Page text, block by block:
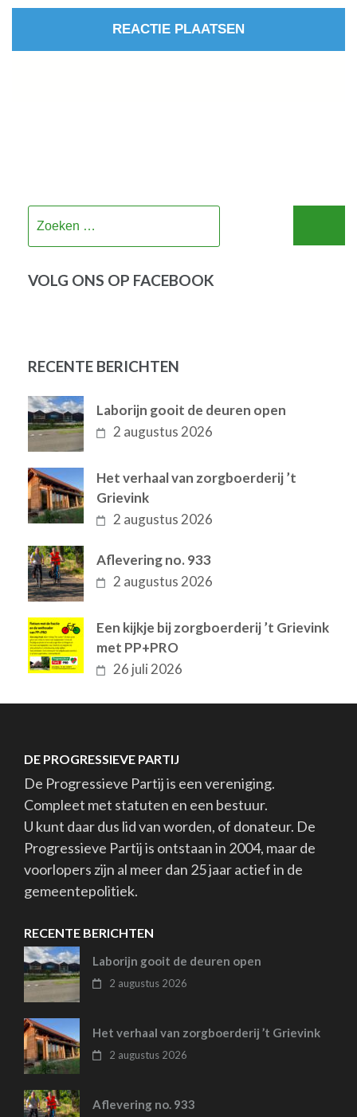
VOLG ONS OP FACEBOOK
RECENTE BERICHTEN
Laborijn gooit de deuren open
2 augustus 2026
Het verhaal van zorgboerderij ’t
Grievink
2 augustus 2026
Aflevering no. 933
2 augustus 2026
Een kijkje bij zorgboerderij ’t Grievink
met PP+PRO
26 juli 2026
DE PROGRESSIEVE PARTIJ
De Progressieve Partij is een vereniging.
Compleet met statuten en een bestuur.
U kunt daar dus lid van worden, of donateur. De
Progressieve Partij is ontstaan in 2004, maar de
voorlopers zijn al meer dan 25 jaar actief in de
gemeentepolitiek.
RECENTE BERICHTEN
Laborijn gooit de deuren open
2 augustus 2026
Het verhaal van zorgboerderij ’t Grievink
2 augustus 2026
Aflevering no. 933